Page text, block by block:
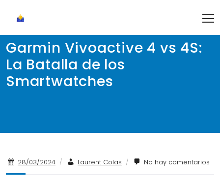
content
Garmin Vivoactive 4 vs 4S:
La Batalla de los
Smartwatches
28/03/2024 / Laurent Colas / No hay comentarios